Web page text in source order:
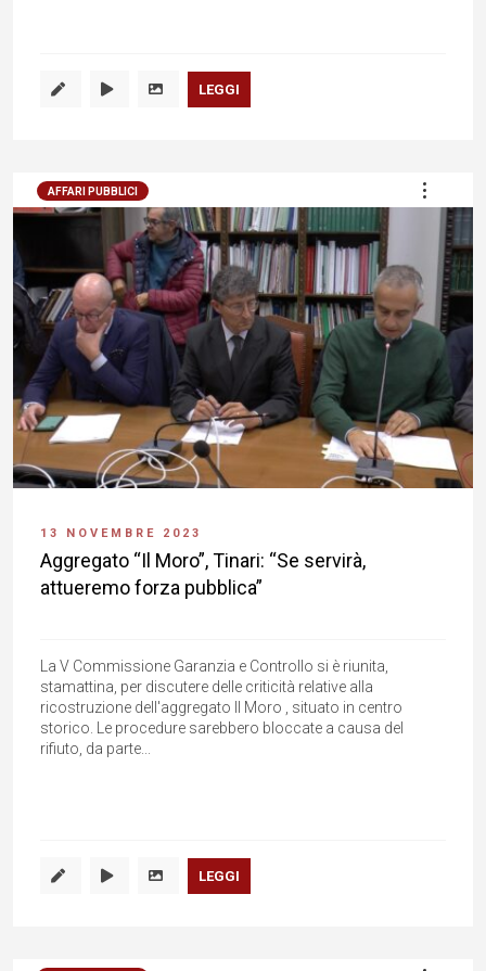
LEGGI
AFFARI PUBBLICI
13 NOVEMBRE 2023
Aggregato “Il Moro”, Tinari: “Se servirà,
attueremo forza pubblica”
La V Commissione Garanzia e Controllo si è riunita,
stamattina, per discutere delle criticità relative alla
ricostruzione dell'aggregato Il Moro , situato in centro
storico. Le procedure sarebbero bloccate a causa del
rifiuto, da parte...
LEGGI